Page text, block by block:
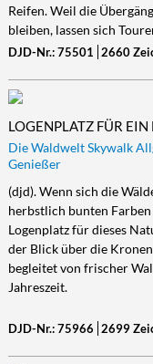
Kultur/Literatur
Trendy
Wellness
Fahrrad/E-Bike
Mobilität
Landschaft/Berge
Rund ums Haus
Garten
Wohnen/Leben
TECHNIK
Technik
Digitalisierung/
Trends/Mobil
Reifen. Weil die
bleiben, lassen sich
DJD-Nr.: 75501 2660
LOGENPLATZ FÜR
Die Waldwelt Skywalk
Genießer
(djd). Wenn sich die
herbstlich bunten
Logenplatz für dieses
der Blick über die
begleitet von frischer
Jahreszeit.
DJD-Nr.: 75966 2699